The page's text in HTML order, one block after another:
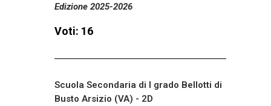
Edizione 2025-2026
Voti: 16
Scuola Secondaria di I grado Bellotti di
Busto Arsizio (VA) - 2D